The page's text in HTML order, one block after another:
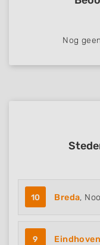
Nog
10 Breda,
9 Eindhoven